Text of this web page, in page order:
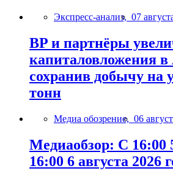
Экспресс-анализ, 07
BP и партнёры
капиталовложения
сохранив добычу на
тонн
Медиа обозрение, 06
Медиаобзор: С 16:00
16:00 6 августа 2026